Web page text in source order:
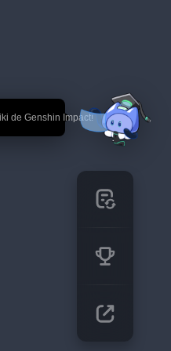
de Genshin Impact!